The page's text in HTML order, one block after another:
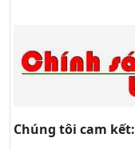
Chúng tôi cam kết: